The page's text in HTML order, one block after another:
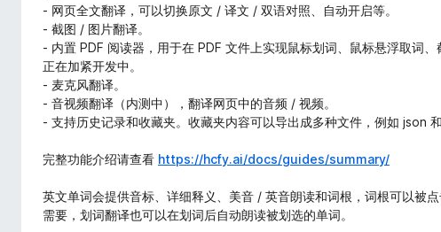
- 网页全文翻译，可以切换原文 / 译文 / 双语对照、自动开启等。
- 截图 / 图片翻译。
- 内置 PDF 阅读器，用于在 PDF 文件上实现鼠标划词、鼠标悬浮取词
正在加紧开发中。
- 麦克风翻译。
- 音视频翻译（内测中），翻译网页中的音频 / 视频。
- 支持历史记录和收藏夹。收藏夹内容可以导出成多种文件，例如 json 和
完整功能介绍请查看 https://hcfy.ai/docs/guides/summary/
英文单词会提供音标、详细释义、美音 / 英音朗读和词根，词根可以被
需要，划词翻译也可以在划词后自动朗读被划选的单词。